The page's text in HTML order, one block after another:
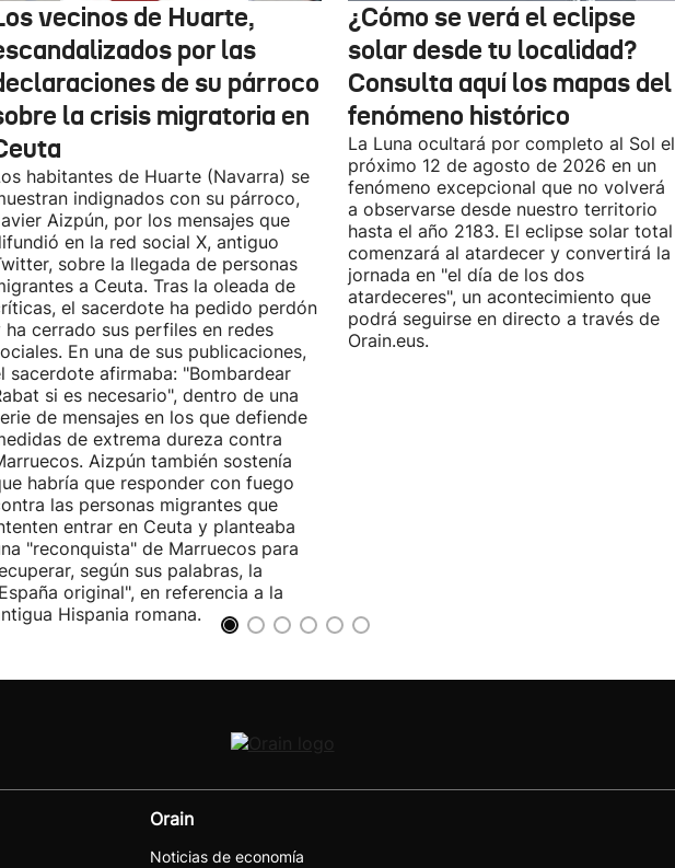
vecinos de Huarte,
por las
de su párroco
la crisis migratoria en
habitantes de Huarte (Navarra) se
indignados con su párroco,
Aizpún, por los mensajes que
en la red social X, antiguo
sobre la llegada de personas
a Ceuta. Tras la oleada de
el sacerdote ha pedido perdón
ha cerrado sus perfiles en redes
En una de sus publicaciones,
sacerdote afirmaba: "Bombardear
si es necesario", dentro de una
de mensajes en los que defiende
de extrema dureza contra
Aizpún también sostenía
habría que responder con fuego
las personas migrantes que
entrar en Ceuta y planteaba
"reconquista" de Marruecos para
según sus palabras, la
original", en referencia a la
Hispania romana.
¿Cómo se verá el eclipse
solar desde tu localidad?
Consulta aquí los mapas del
fenómeno histórico
La Luna ocultará por completo al Sol el
próximo 12 de agosto de 2026 en un
fenómeno excepcional que no volverá
a observarse desde nuestro territorio
hasta el año 2183. El eclipse solar total
comenzará al atardecer y convertirá la
jornada en "el día de los dos
atardeceres", un acontecimiento que
podrá seguirse en directo a través de
Orain.eus.
Orain
Noticias de economía